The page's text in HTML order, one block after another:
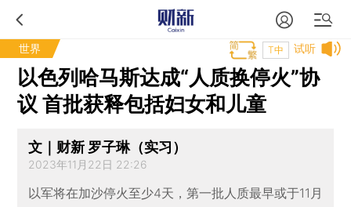
世界 试听
T中
以色列哈马斯达成“人质换停火”协
议 首批获释包括妇女和儿童
文｜财新 罗子琳（实习）
2023年11月22日 22:26
以军将在加沙停火至少4天，第一批人质最早或于11月